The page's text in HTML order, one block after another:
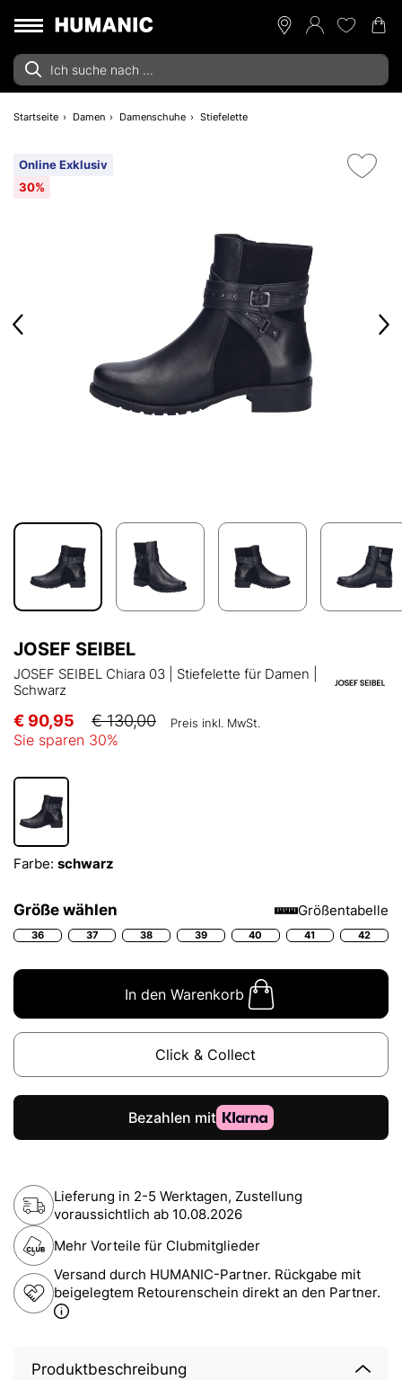
Startseite Damen Damenschuhe Stiefelette
Online Exklusiv
30%
JOSEF SEIBEL
JOSEF SEIBEL Chiara 03 | Stiefelette für Damen |
Schwarz
€ 90,95 € 130,00 Preis inkl. MwSt.
Sie sparen 30%
Farbe: schwarz
Größe wählen Größentabelle
36 37 38 39 40 41 42
In den Warenkorb
Click & Collect
Lieferung in 2-5 Werktagen, Zustellung
voraussichtlich ab 10.08.2026
Mehr Vorteile für Clubmitglieder
Versand durch HUMANIC-Partner. Rückgabe mit
beigelegtem Retourenschein direkt an den Partner.
Produktbeschreibung